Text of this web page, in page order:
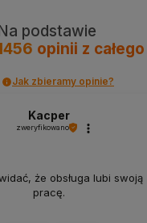
podstawie
opinii z
Jak zbieramy opinie?
Kacper
zweryfikowano
że obsługa lubi swoją
pracę.